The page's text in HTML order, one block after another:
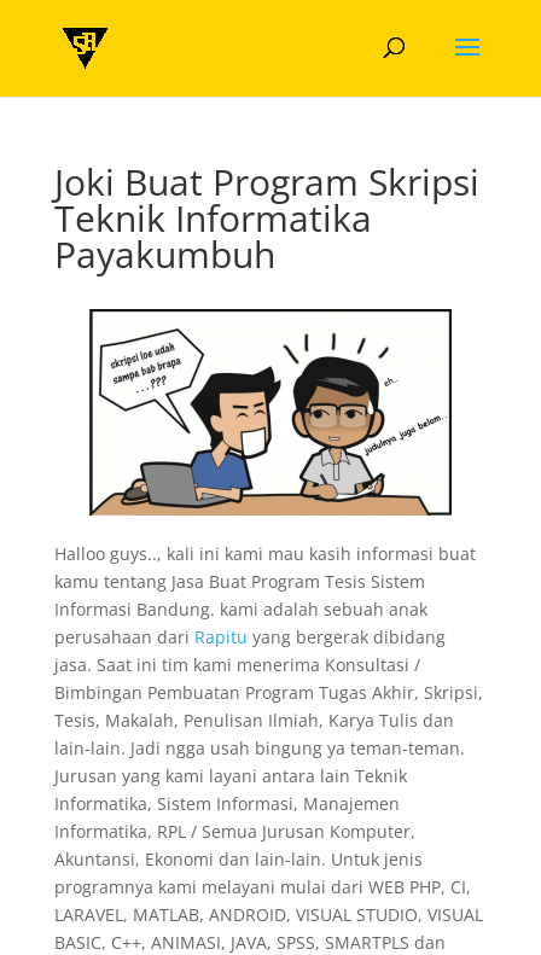
Joki Buat Program Skripsi
Teknik Informatika
Payakumbuh
Halloo guys.., kali ini kami mau kasih informasi buat
kamu tentang Jasa Buat Program Tesis Sistem
Informasi Bandung. kami adalah sebuah anak
perusahaan dari Rapitu yang bergerak dibidang
jasa. Saat ini tim kami menerima Konsultasi /
Bimbingan Pembuatan Program Tugas Akhir, Skripsi,
Tesis, Makalah, Penulisan Ilmiah, Karya Tulis dan
lain-lain. Jadi ngga usah bingung ya teman-teman.
Jurusan yang kami layani antara lain Teknik
Informatika, Sistem Informasi, Manajemen
Informatika, RPL / Semua Jurusan Komputer,
Akuntansi, Ekonomi dan lain-lain. Untuk jenis
programnya kami melayani mulai dari WEB PHP, CI,
LARAVEL, MATLAB, ANDROID, VISUAL STUDIO, VISUAL
BASIC, C++, ANIMASI, JAVA, SPSS, SMARTPLS dan